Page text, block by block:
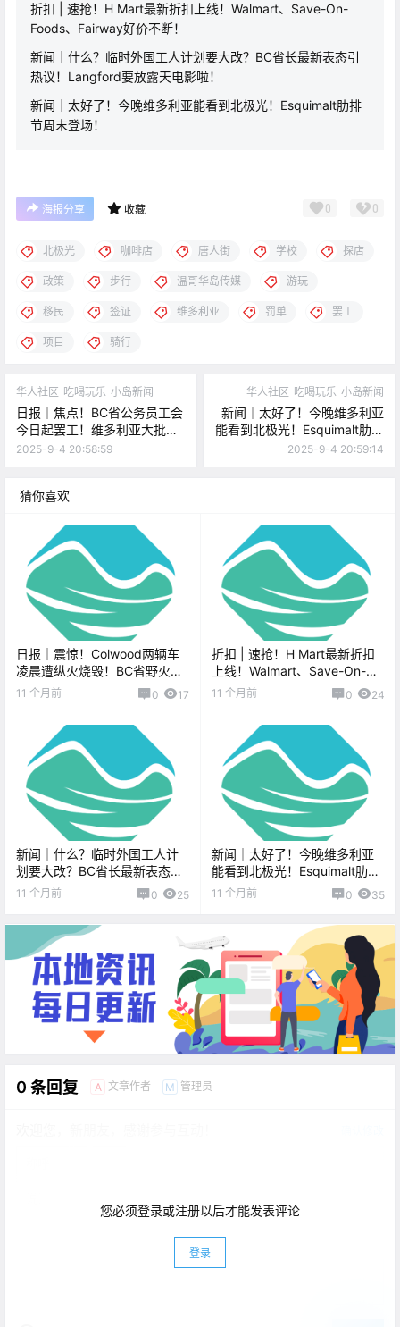
折扣 | 速抢！H Mart最新折扣上线！Walmart、Save-On-
Foods、Fairway好价不断！
新闻｜什么？临时外国工人计划要大改？BC省长最新表态引
热议！Langford要放露天电影啦！
新闻｜太好了！今晚维多利亚能看到北极光！Esquimalt肋排
节周末登场！
海报分享 收藏 0 0
北极光 咖啡店 唐人街 学校 探店
政策 步行 温哥华岛传媒 游玩
移民 签证 维多利亚 罚单 罢工
项目 骑行
华人社区 吃喝玩乐 小岛新闻
日报｜焦点！BC省公务员工会
今日起罢工！维多利亚大批学
生返校，注意学校区域限速！
2025-9-4 20:58:59
华人社区 吃喝玩乐 小岛新闻
新闻｜太好了！今晚维多利亚
能看到北极光！Esquimalt肋排
节周末登场！
2025-9-4 20:59:14
猜你喜欢
日报｜震惊！Colwood两辆车
凌晨遭纵火烧毁！BC省野火烟
雾加剧，注意防护！
11 个月前 0 17
折扣 | 速抢！H Mart最新折扣
上线！Walmart、Save-On-
Foods、Fairway好价不断！
11 个月前 0 24
新闻｜什么？临时外国工人计
划要大改？BC省长最新表态引
热议！Langford要放露天电影
11 个月前 0 25
新闻｜太好了！今晚维多利亚
能看到北极光！Esquimalt肋排
节周末登场！
11 个月前 0 35
0 条回复 A 文章作者 M 管理员
您必须登录或注册以后才能发表评论
登录